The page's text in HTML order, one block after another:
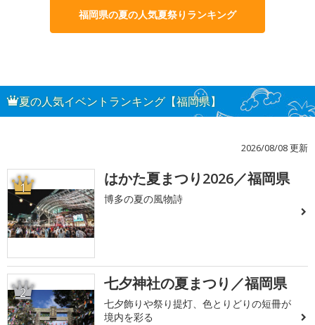
福岡県の夏の人気夏祭りランキング
夏の人気イベントランキング【福岡県】
2026/08/08 更新
1 はかた夏まつり2026／福岡県
博多の夏の風物詩
2 七夕神社の夏まつり／福岡県
七夕飾りや祭り提灯、色とりどりの短冊が
境内を彩る